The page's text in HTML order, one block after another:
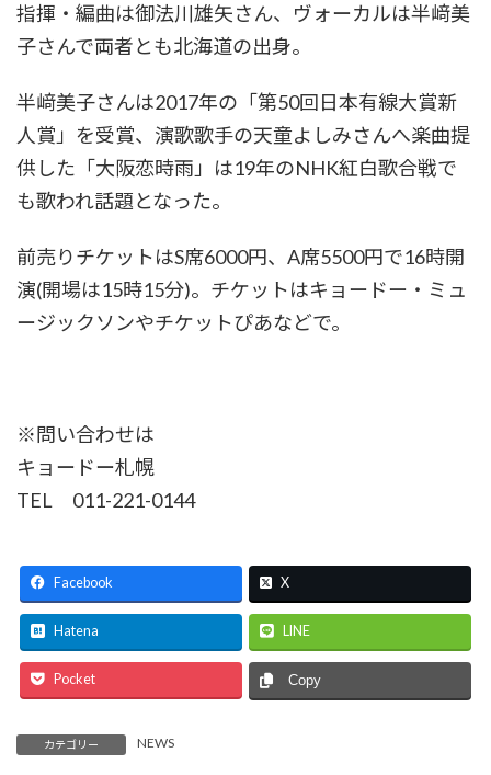
指揮・編曲は御法川雄矢さん、ヴォーカルは半﨑美
子さんで両者とも北海道の出身。
半﨑美子さんは2017年の「第50回日本有線大賞新
人賞」を受賞、演歌歌手の天童よしみさんへ楽曲提
供した「大阪恋時雨」は19年のNHK紅白歌合戦で
も歌われ話題となった。
前売りチケットはS席6000円、A席5500円で16時開
演(開場は15時15分)。チケットはキョードー・ミュ
ージックソンやチケットぴあなどで。
※問い合わせは
キョードー札幌
TEL 011-221-0144
Facebook X
Hatena LINE
Pocket Copy
カテゴリー NEWS